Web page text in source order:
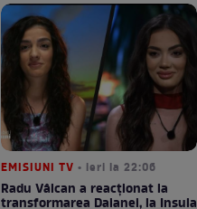
EMISIUNI TV • ieri la 22:06
Radu Vâlcan a reacționat la
transformarea Daianei, la Insula